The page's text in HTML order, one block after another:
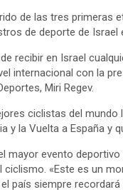
de las tres primeras
de deporte de
recibir en Israel
internacional con la
Miri Regev.
ciclistas del mundo
y la Vuelta a España y
mayor evento
«Este es un
país siempre